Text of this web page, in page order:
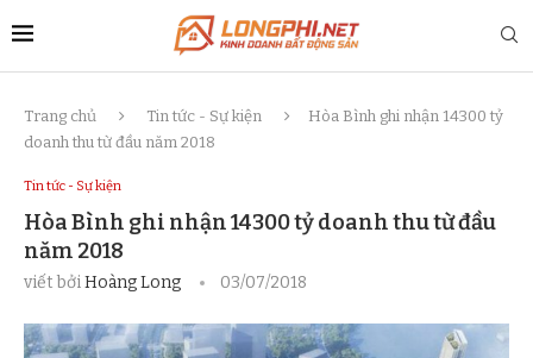
Trang chủ Tin tức - Sự kiện
Hòa Bình ghi nhận 14300 tỷ
doanh thu từ đầu năm 2018
Tin tức - Sự kiện
Hòa Bình ghi nhận 14300 tỷ doanh thu từ đầu
năm 2018
viết bởiHoàng Long 03/07/2018